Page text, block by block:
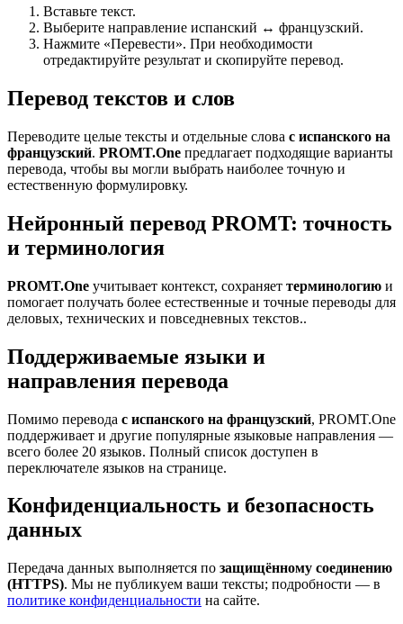
Вставьте текст.
Выберите направление испанский ↔ французский.
Нажмите «Перевести». При необходимости
отредактируйте результат и скопируйте перевод.
Перевод текстов и слов
Переводите целые тексты и отдельные слова с испанского на
французский. PROMT.One предлагает подходящие варианты
перевода, чтобы вы могли выбрать наиболее точную и
естественную формулировку.
Нейронный перевод PROMT: точность
и терминология
PROMT.One учитывает контекст, сохраняет терминологию и
помогает получать более естественные и точные переводы для
деловых, технических и повседневных текстов..
Поддерживаемые языки и
направления перевода
Помимо перевода с испанского на французский, PROMT.One
поддерживает и другие популярные языковые направления —
всего более 20 языков. Полный список доступен в
переключателе языков на странице.
Конфиденциальность и безопасность
данных
Передача данных выполняется по защищённому соединению
(HTTPS). Мы не публикуем ваши тексты; подробности — в
политике конфиденциальности на сайте.